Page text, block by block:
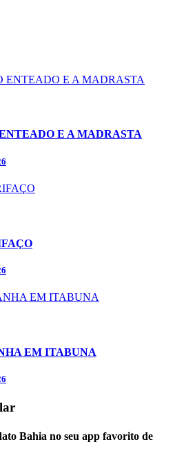
E A MADRASTA
EM ITABUNA
Bahia no seu app favorito de